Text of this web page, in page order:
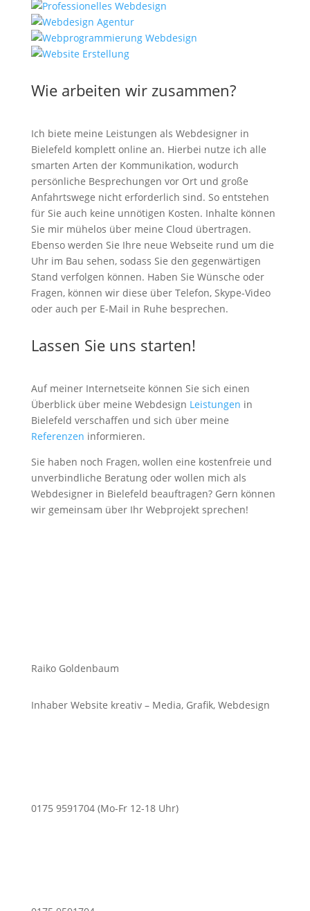
Wie arbeiten wir zusammen?
Ich biete meine Leistungen als Webdesigner in
Bielefeld komplett online an. Hierbei nutze ich alle
smarten Arten der Kommunikation, wodurch
persönliche Besprechungen vor Ort und große
Anfahrtswege nicht erforderlich sind. So entstehen
für Sie auch keine unnötigen Kosten. Inhalte können
Sie mir mühelos über meine Cloud übertragen.
Ebenso werden Sie Ihre neue Webseite rund um die
Uhr im Bau sehen, sodass Sie den gegenwärtigen
Stand verfolgen können. Haben Sie Wünsche oder
Fragen, können wir diese über Telefon, Skype-Video
oder auch per E-Mail in Ruhe besprechen.
Lassen Sie uns starten!
Auf meiner Internetseite können Sie sich einen
Überblick über meine Webdesign Leistungen in
Bielefeld verschaffen und sich über meine
Referenzen informieren.
Sie haben noch Fragen, wollen eine kostenfreie und
unverbindliche Beratung oder wollen mich als
Webdesigner in Bielefeld beauftragen? Gern können
wir gemeinsam über Ihr Webprojekt sprechen!
Raiko Goldenbaum
Inhaber Website kreativ – Media, Grafik, Webdesign
0175 9591704 (Mo-Fr 12-18 Uhr)